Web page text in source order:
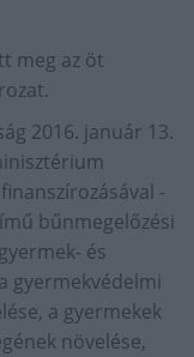
meg az öt
2016. január 13.
-
bűnmegelőzési
és
gyermekvédelmi
a gyermekek
növelése,